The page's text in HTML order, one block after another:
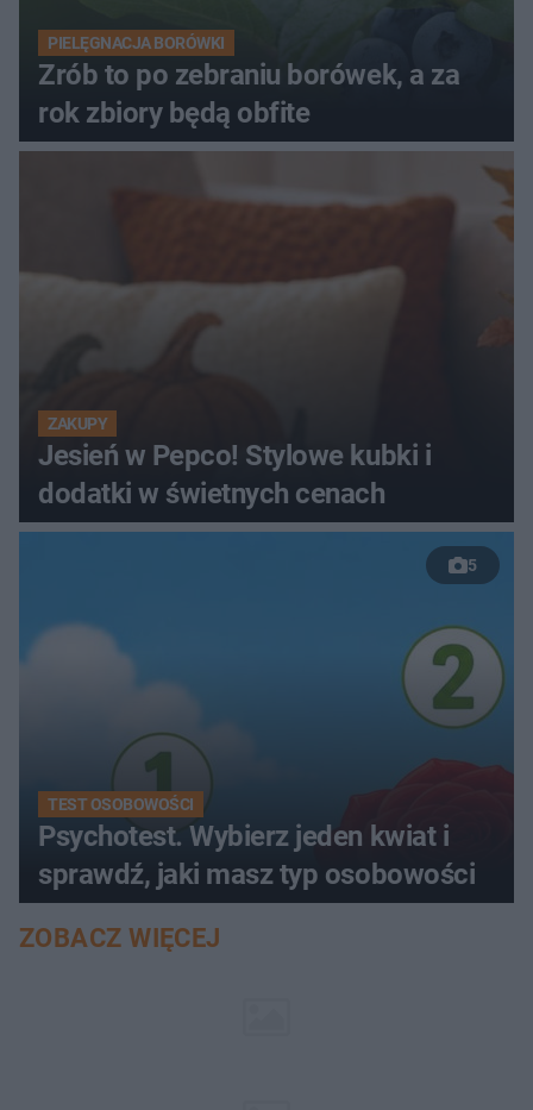
PIELĘGNACJA BORÓWKI
Zrób to po zebraniu borówek, a za
rok zbiory będą obfite
ZAKUPY
Jesień w Pepco! Stylowe kubki i
dodatki w świetnych cenach
5
TEST OSOBOWOŚCI
Psychotest. Wybierz jeden kwiat i
sprawdź, jaki masz typ osobowości
ZOBACZ WIĘCEJ